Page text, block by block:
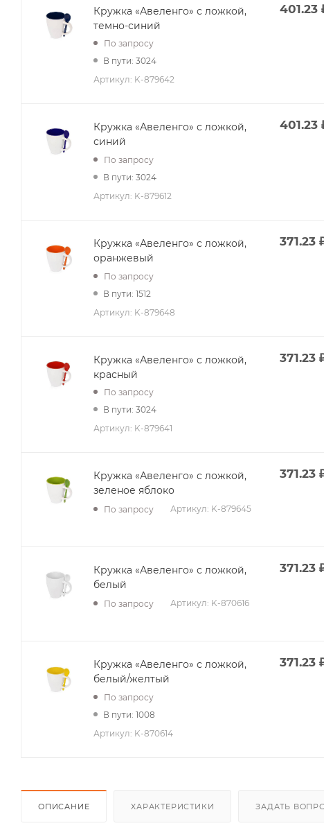
Кружка «Авеленго» с ложкой,
темно-синий
По запросу
В пути: 3024
Артикул: K-879642
401.23
Кружка «Авеленго» с ложкой,
синий
По запросу
В пути: 3024
Артикул: K-879612
401.23
Кружка «Авеленго» с ложкой,
оранжевый
По запросу
В пути: 1512
Артикул: K-879648
371.23
Кружка «Авеленго» с ложкой,
красный
По запросу
В пути: 3024
Артикул: K-879641
371.23
Кружка «Авеленго» с ложкой,
зеленое яблоко
По запросу Артикул: K-879645
371.23
Кружка «Авеленго» с ложкой,
белый
По запросу Артикул: K-870616
371.23
Кружка «Авеленго» с ложкой,
белый/желтый
По запросу
В пути: 1008
Артикул: K-870614
371.23
ОПИСАНИЕ ХАРАКТЕРИСТИКИ ЗАДАТЬ